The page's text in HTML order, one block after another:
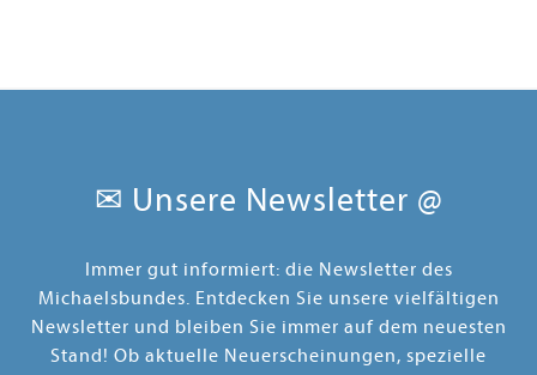
✉ Unsere Newsletter @
Immer gut informiert: die Newsletter des
Michaelsbundes. Entdecken Sie unsere vielfältigen
Newsletter und bleiben Sie immer auf dem neuesten
Stand! Ob aktuelle Neuerscheinungen, spezielle